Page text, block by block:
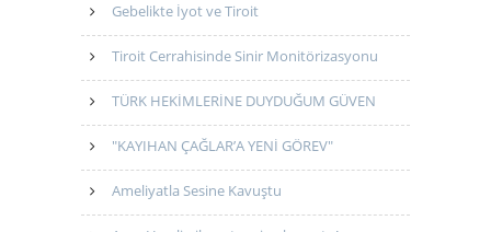
Gebelikte İyot ve Tiroit
Tiroit Cerrahisinde Sinir Monitörizasyonu
TÜRK HEKİMLERİNE DUYDUĞUM GÜVEN
"KAYIHAN ÇAĞLAR’A YENİ GÖREV"
Ameliyatla Sesine Kavuştu